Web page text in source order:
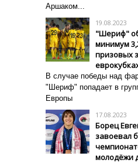
Аршаком...
19.08.2023
"Шериф"
минимум
призовых
В случае победы над
"Шериф" попадает в
Европы
17.08.2023
Борец
завоевал
молодёжи